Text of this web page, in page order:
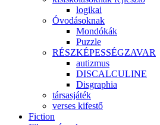
logikai
Óvodásoknak
Mondókák
Puzzle
RÉSZKÉPESSÉGZAVAR
autizmus
DISCALCULINE
Disgraphia
társasjáték
verses kifestő
Fiction